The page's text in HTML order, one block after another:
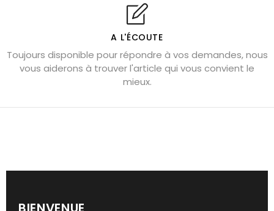
Shungite : purification et protection
Bagues en labradorite argent 925
Lapis lazuli : propriétés et précautions
Citrine : propriétés magiques
Aigue-marine : propriétés et couleurs
Pierres pour attirer l’amour
Bracelets anti-stress en pierre
A L'ÉCOUTE
Toujours disponible pour répondre à vos demandes, nous
vous aiderons à trouver l'article qui vous convient le
mieux.